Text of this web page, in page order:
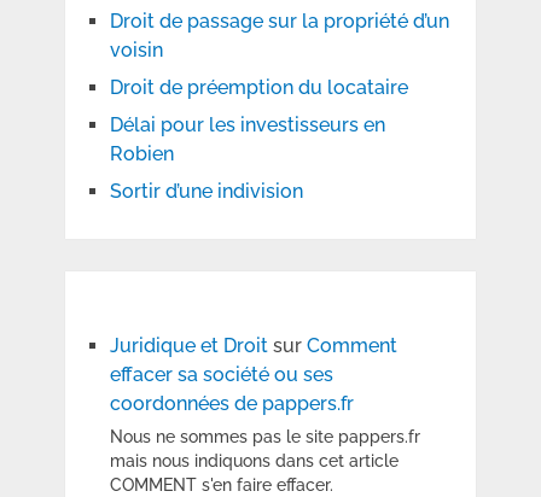
Droit de passage sur la propriété d’un
voisin
Droit de préemption du locataire
Délai pour les investisseurs en
Robien
Sortir d’une indivision
Juridique et Droitsur Comment
effacer sa société ou ses
coordonnées de pappers.fr
Nous ne sommes pas le site pappers.fr
mais nous indiquons dans cet article
COMMENT s'en faire effacer.